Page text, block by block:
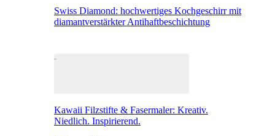
Swiss Diamond: hochwertiges Kochgeschirr mit
diamantverstärkter Antihaftbeschichtung
Kawaii Filzstifte & Fasermaler: Kreativ.
Niedlich. Inspirierend.